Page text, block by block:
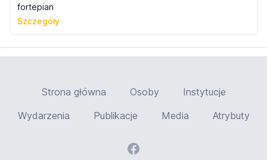
fortepian
Szczegóły
Strona główna Osoby
Instytucje
Wydarzenia
Publikacje Media Atrybuty